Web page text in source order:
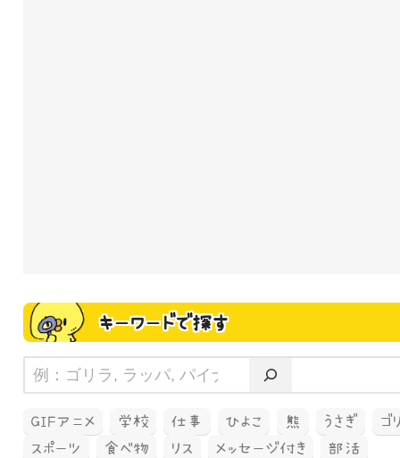
キーワードで探す
GIFアニメ 学校 仕事 ひよこ 熊 うさぎ
ゴ
スポーツ
食べ物 リス メッセージ付き
部活